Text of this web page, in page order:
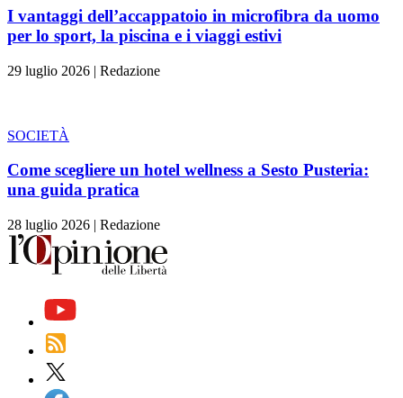
I vantaggi dell’accappatoio in microfibra da uomo
per lo sport, la piscina e i viaggi estivi
29 luglio 2026 | Redazione
SOCIETÀ
Come scegliere un hotel wellness a Sesto Pusteria:
una guida pratica
28 luglio 2026 | Redazione